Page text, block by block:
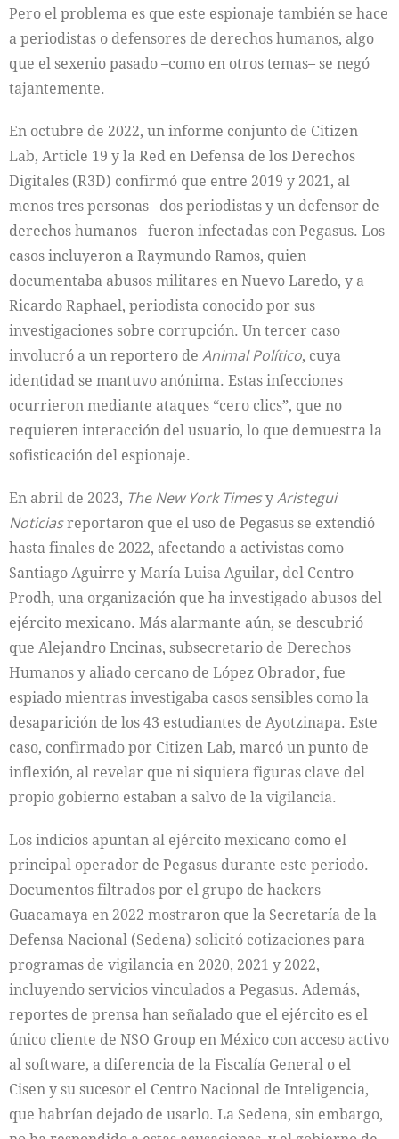
Pero el problema es que este espionaje también se hace
a periodistas o defensores de derechos humanos, algo
que el sexenio pasado –como en otros temas– se negó
tajantemente.
En octubre de 2022, un informe conjunto de Citizen
Lab, Article 19 y la Red en Defensa de los Derechos
Digitales (R3D) confirmó que entre 2019 y 2021, al
menos tres personas –dos periodistas y un defensor de
derechos humanos– fueron infectadas con Pegasus. Los
casos incluyeron a Raymundo Ramos, quien
documentaba abusos militares en Nuevo Laredo, y a
Ricardo Raphael, periodista conocido por sus
investigaciones sobre corrupción. Un tercer caso
involucró a un reportero de Animal Político, cuya
identidad se mantuvo anónima. Estas infecciones
ocurrieron mediante ataques “cero clics”, que no
requieren interacción del usuario, lo que demuestra la
sofisticación del espionaje.
En abril de 2023, The New York TimesyAristegui
Noticiasreportaron que el uso de Pegasus se extendió
hasta finales de 2022, afectando a activistas como
Santiago Aguirre y María Luisa Aguilar, del Centro
Prodh, una organización que ha investigado abusos del
ejército mexicano. Más alarmante aún, se descubrió
que Alejandro Encinas, subsecretario de Derechos
Humanos y aliado cercano de López Obrador, fue
espiado mientras investigaba casos sensibles como la
desaparición de los 43 estudiantes de Ayotzinapa. Este
caso, confirmado por Citizen Lab, marcó un punto de
inflexión, al revelar que ni siquiera figuras clave del
propio gobierno estaban a salvo de la vigilancia.
Los indicios apuntan al ejército mexicano como el
principal operador de Pegasus durante este periodo.
Documentos filtrados por el grupo de hackers
Guacamaya en 2022 mostraron que la Secretaría de la
Defensa Nacional (Sedena) solicitó cotizaciones para
programas de vigilancia en 2020, 2021 y 2022,
incluyendo servicios vinculados a Pegasus. Además,
reportes de prensa han señalado que el ejército es el
único cliente de NSO Group en México con acceso activo
al software, a diferencia de la Fiscalía General o el
Cisen y su sucesor el Centro Nacional de Inteligencia,
que habrían dejado de usarlo. La Sedena, sin embargo,